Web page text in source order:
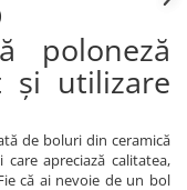
poloneză
și utilizare
de boluri din ceramică
apreciază calitatea,
că ai nevoie de un bol